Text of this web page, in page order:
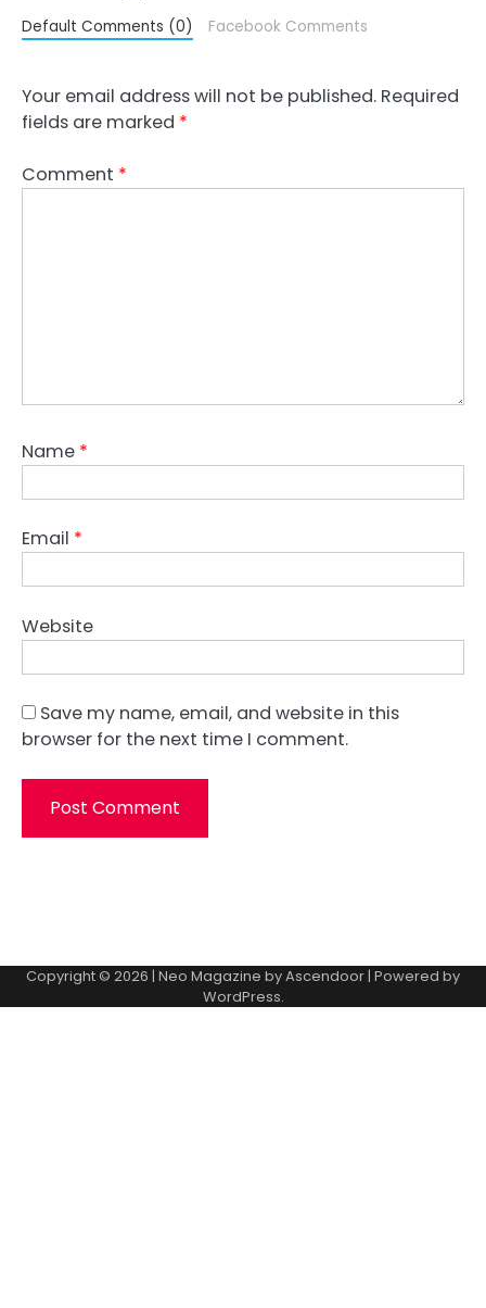
Default Comments (0) Facebook Comments
Your email address will not be published. Required
fields are marked *
Comment *
Name *
Email *
Website
Save my name, email, and website in this
browser for the next time I comment.
Copyright © 2026 | Neo Magazine byAscendoor| Powered by
WordPress.